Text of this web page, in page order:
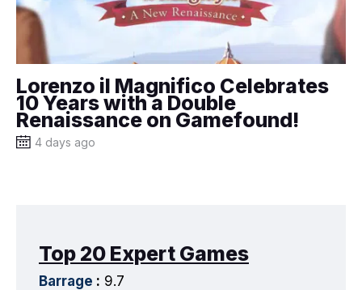
Lorenzo il Magnifico Celebrates
10 Years with a Double
Renaissance on Gamefound!
4 days ago
Top 20 Expert Games
Barrage : 9.7